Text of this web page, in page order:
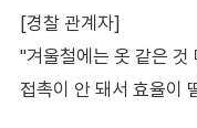
[경찰 관계자]
"겨울철에는 옷 같은 것
접촉이 안 돼서 효율이